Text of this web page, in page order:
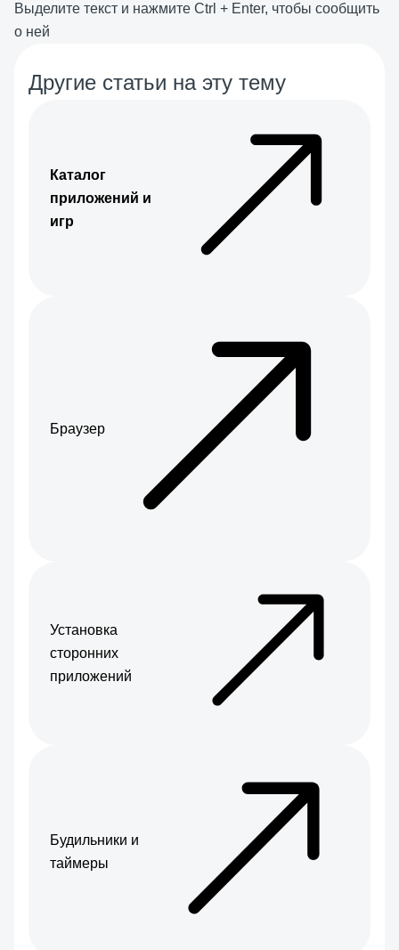
Выделите текст и нажмите Ctrl + Enter, чтобы сообщить
о ней
Другие статьи на эту тему
Каталог
приложений и
игр
Браузер
Установка
сторонних
приложений
Будильники и
таймеры